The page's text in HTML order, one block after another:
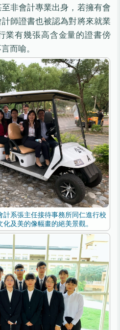
非會計專業出身，若擁有會
師證書也被認為對將來就業
業有幾張高含金量的證書傍
而喻。
系張主任接待事務所同仁進行校
及美的像幅畫的絕美景觀。